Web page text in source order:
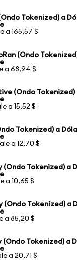
Tokenized) a
a 165,57 $
(Ondo
a 68,94 $
(Ondo Tokenized)
a 15,52 $
Tokenized) a
a 12,70 $
(Ondo Tokenized) a
a 10,65 $
(Ondo Tokenized) a
a 85,20 $
(Ondo Tokenized) a
a 20,71 $